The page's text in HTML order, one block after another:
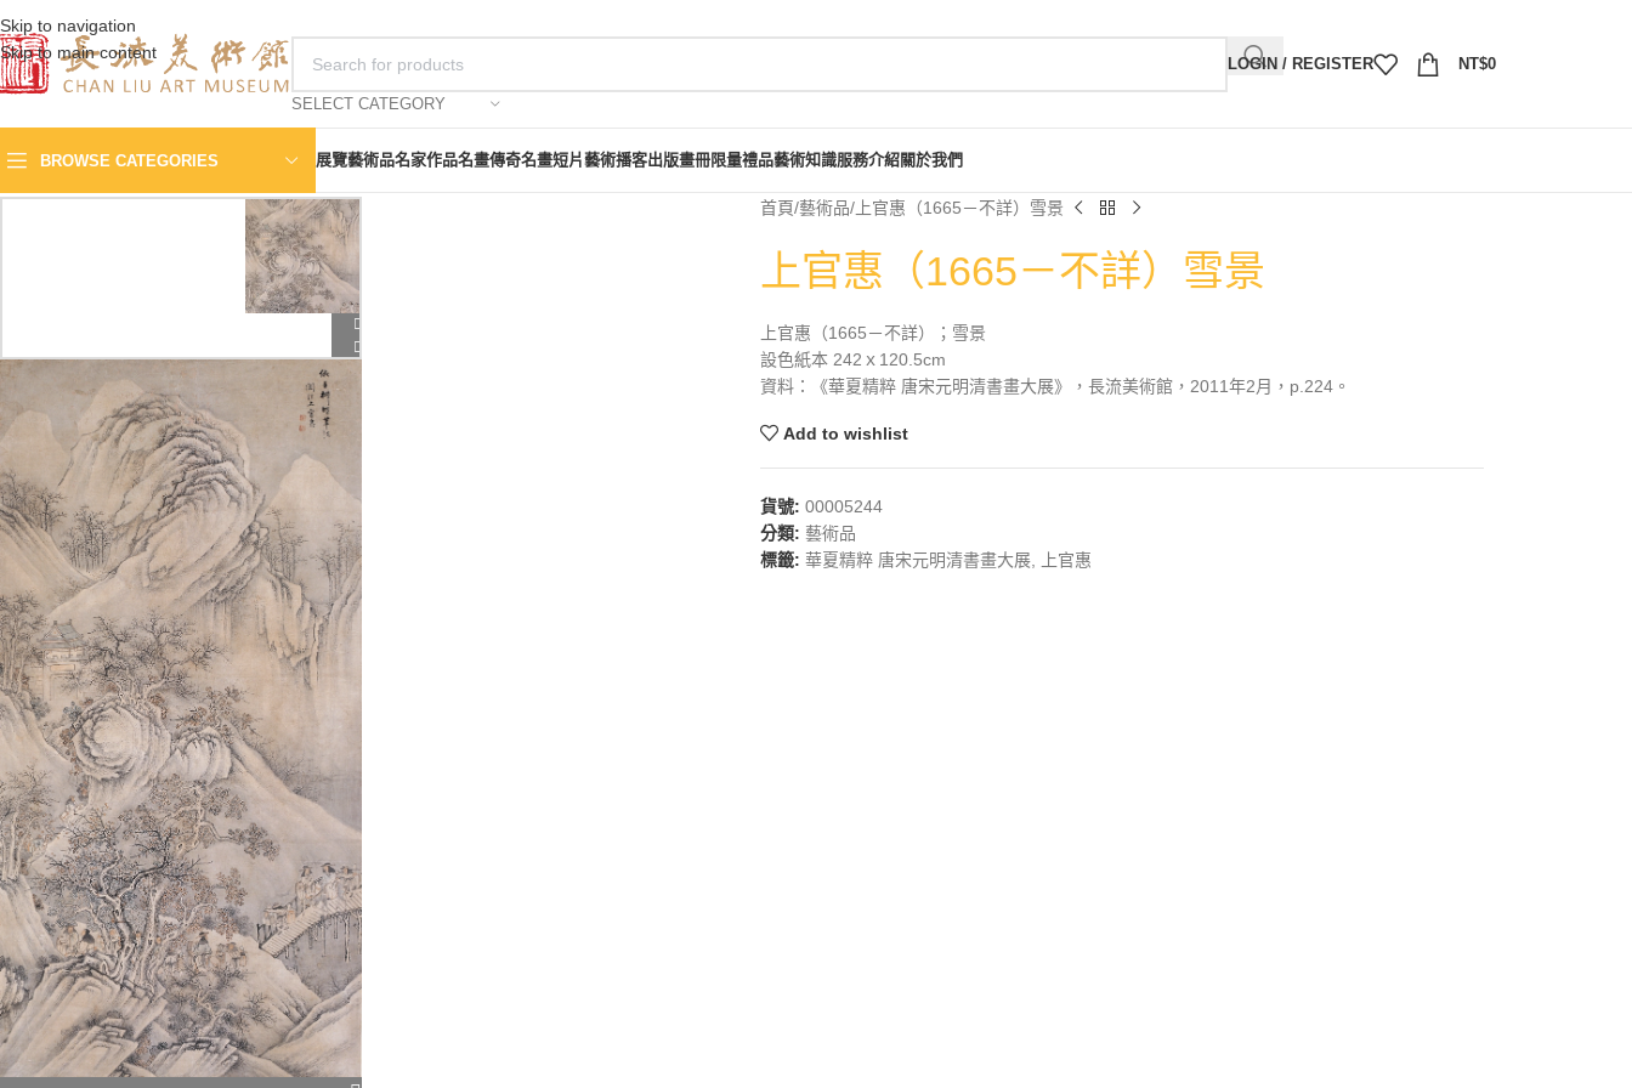
Skip to navigation
Skip to main content
SELECT CATEGORY
LOGIN / REGISTER NT$0
BROWSE CATEGORIES 展覽藝術品名家作品名畫傳奇名畫短片藝術播客出版畫冊限量禮品藝術知識服務介紹關於我們
首頁 藝術品 上官惠（1665－不詳）雪景
上官惠（1665－不詳）雪景
上官惠（1665－不詳）；雪景
設色紙本 242ｘ120.5cm
資料：《華夏精粹 唐宋元明清書畫大展》，長流美術館，2011年2月，p.224。
Add to wishlist
貨號: 00005244
分類: 藝術品
標籤: 華夏精粹 唐宋元明清書畫大展, 上官惠